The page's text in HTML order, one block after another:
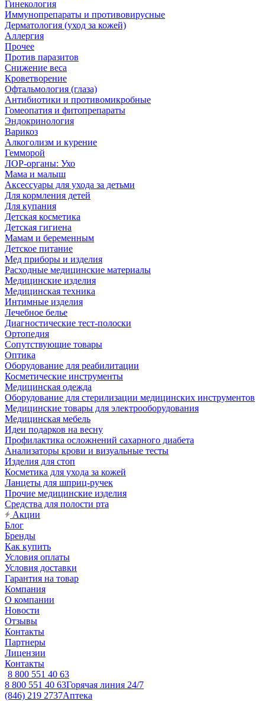
Гинекология
Иммунопрепараты и противовирусные
Дерматология (уход за кожей)
Аллергия
Прочее
Против паразитов
Снижение веса
Кроветворение
Офтальмология (глаза)
Антибиотики и противомикробные
Гомеопатия и фитопрепараты
Эндокринология
Варикоз
Алкоголизм и курение
Гемморой
ЛОР-органы: Ухо
Мама и малыш
Аксессуары для ухода за детьми
Для кормления детей
Для купания
Детская косметика
Детская гигиена
Мамам и беременным
Детское питание
Мед приборы и изделия
Расходные медицинские материалы
Медицинские изделия
Медицинская техника
Интимные изделия
Лечебное белье
Диагностические тест-полоски
Ортопедия
Сопутствующие товары
Оптика
Оборудование для реабилитации
Косметические инструменты
Медицинская одежда
Оборудование для стерилизации медицинских инструментов
Медицинские товары для электрооборудования
Медицинская мебель
Идеи подарков на весну
Профилактика осложнений сахарного диабета
Анализаторы крови и визуальные тесты
Изделия для стоп
Косметика для ухода за кожей
Ланцеты для шприц-ручек
Прочие медицинские изделия
Средства для полости рта
Акции
Блог
Бренды
Как купить
Условия оплаты
Условия доставки
Гарантия на товар
Компания
О компании
Новости
Отзывы
Контакты
Партнеры
Лицензии
Контакты
8 800 551 40 63
8 800 551 40 63Горячая линия 24/7
(846) 219 2737Аптека